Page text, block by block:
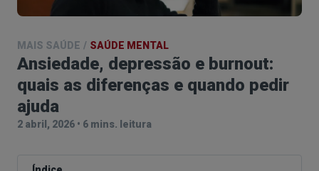
MAIS SAÚDE / SAÚDE MENTAL
Ansiedade, depressão e burnout:
quais as diferenças e quando pedir
ajuda
2 abril, 2026 • 6 mins. leitura